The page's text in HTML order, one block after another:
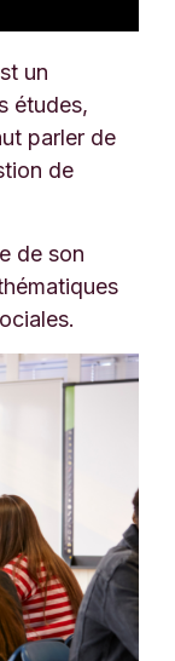
un
études,
parler de
de
de son